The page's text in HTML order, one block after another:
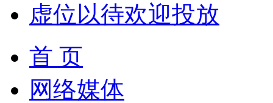
虚位以待欢迎投放
首 页
网络媒体